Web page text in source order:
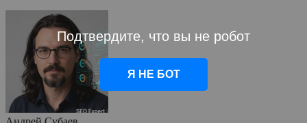
Подтвердите, что вы не робот
Я НЕ БОТ